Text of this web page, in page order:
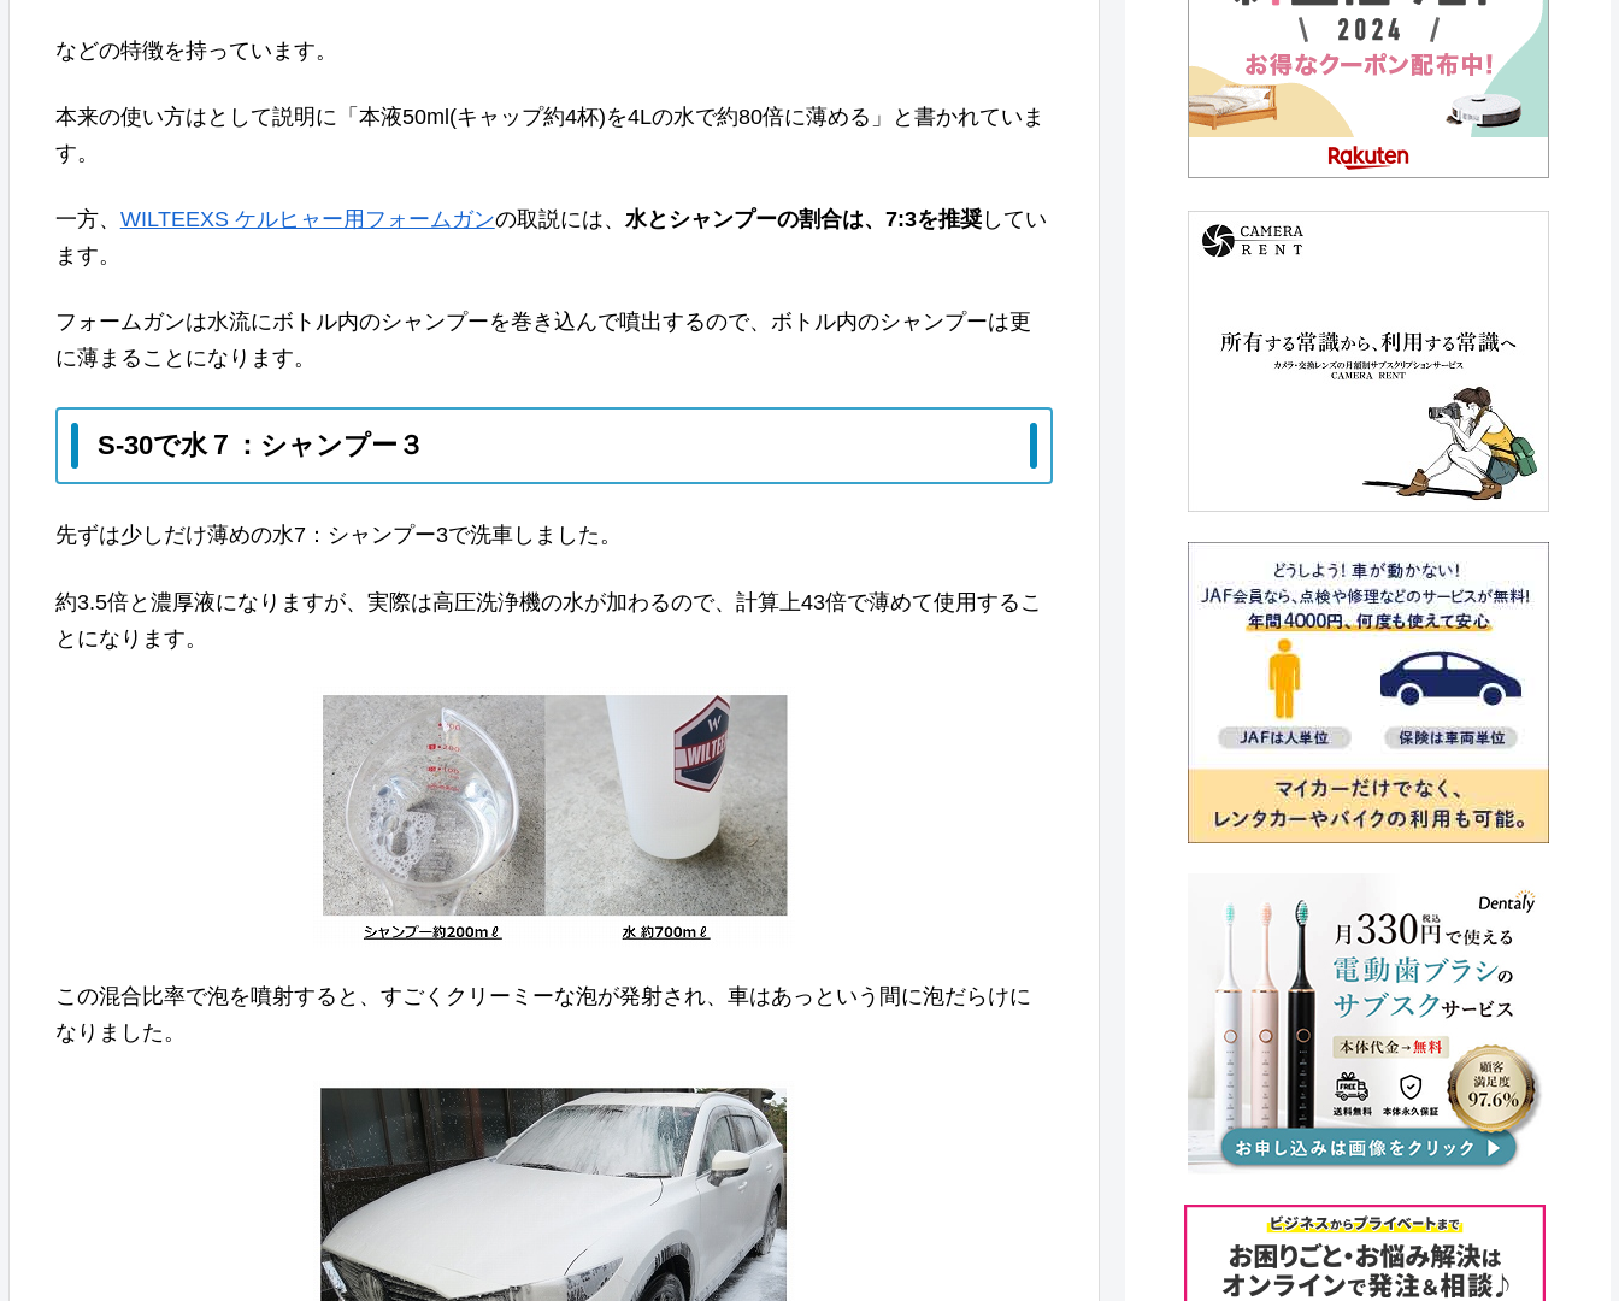
などの特徴を持っています。
本来の使い方はとして説明に「本液50ml(キャップ約4杯)を4Lの水で約80倍に薄める」と書かれていま
す。
一方、 WILTEEXS ケルヒャー用フォームガンの取説には、 水とシャンプーの割合は、7:3を推奨してい
ます。
フォームガンは水流にボトル内のシャンプーを巻き込んで噴出するので、ボトル内のシャンプーは更
に薄まることになります。
S-30で水７：シャンプー３
先ずは少しだけ薄めの水7：シャンプー3で洗車しました。
約3.5倍と濃厚液になりますが、実際は高圧洗浄機の水が加わるので、計算上43倍で薄めて使用するこ
とになります。
この混合比率で泡を噴射すると、すごくクリーミーな泡が発射され、車はあっという間に泡だらけに
なりました。